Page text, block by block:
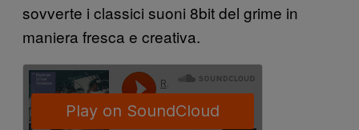
sovverte i classici suoni 8bit del grime in
maniera fresca e creativa.